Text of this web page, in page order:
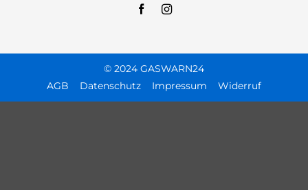
© 2024 GASWARN24
AGB
Datenschutz Impressum Widerruf